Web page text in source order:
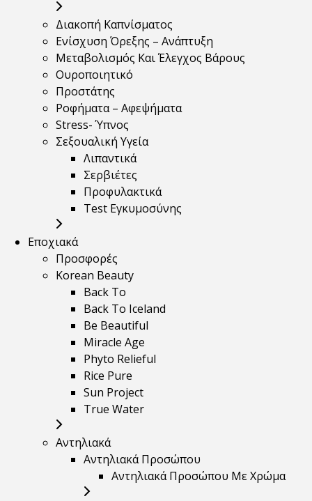
Διακοπή Καπνίσματος
Ενίσχυση Όρεξης – Ανάπτυξη
Μεταβολισμός Και Έλεγχος Βάρους
Ουροποιητικό
Προστάτης
Ροφήματα – Αφεψήματα
Stress- Ύπνος
Σεξουαλική Υγεία
Λιπαντικά
Σερβιέτες
Προφυλακτικά
Test Εγκυμοσύνης
Εποχιακά
Προσφορές
Korean Beauty
Back To
Back To Iceland
Be Beautiful
Miracle Age
Phyto Relieful
Rice Pure
Sun Project
True Water
Αντηλιακά
Αντηλιακά Προσώπου
Αντηλιακά Προσώπου Με Χρώμα